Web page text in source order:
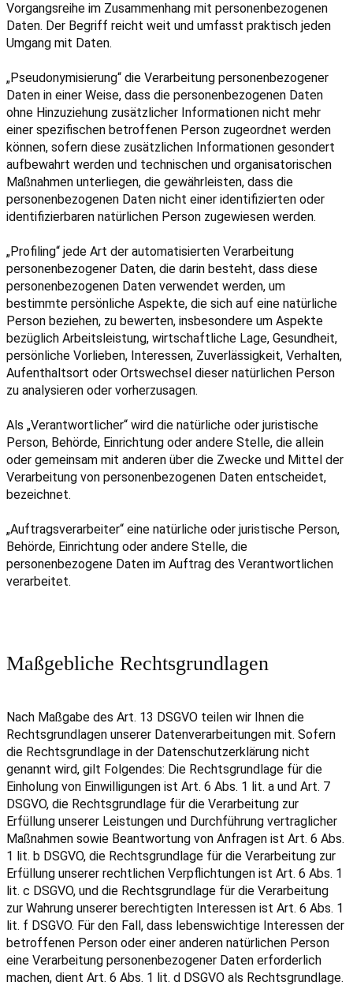
Vorgangsreihe im Zusammenhang mit personenbezogenen
Daten. Der Begriff reicht weit und umfasst praktisch jeden
Umgang mit Daten.
„Pseudonymisierung“ die Verarbeitung personenbezogener
Daten in einer Weise, dass die personenbezogenen Daten
ohne Hinzuziehung zusätzlicher Informationen nicht mehr
einer spezifischen betroffenen Person zugeordnet werden
können, sofern diese zusätzlichen Informationen gesondert
aufbewahrt werden und technischen und organisatorischen
Maßnahmen unterliegen, die gewährleisten, dass die
personenbezogenen Daten nicht einer identifizierten oder
identifizierbaren natürlichen Person zugewiesen werden.
„Profiling“ jede Art der automatisierten Verarbeitung
personenbezogener Daten, die darin besteht, dass diese
personenbezogenen Daten verwendet werden, um
bestimmte persönliche Aspekte, die sich auf eine natürliche
Person beziehen, zu bewerten, insbesondere um Aspekte
bezüglich Arbeitsleistung, wirtschaftliche Lage, Gesundheit,
persönliche Vorlieben, Interessen, Zuverlässigkeit, Verhalten,
Aufenthaltsort oder Ortswechsel dieser natürlichen Person
zu analysieren oder vorherzusagen.
Als „Verantwortlicher“ wird die natürliche oder juristische
Person, Behörde, Einrichtung oder andere Stelle, die allein
oder gemeinsam mit anderen über die Zwecke und Mittel der
Verarbeitung von personenbezogenen Daten entscheidet,
bezeichnet.
„Auftragsverarbeiter“ eine natürliche oder juristische Person,
Behörde, Einrichtung oder andere Stelle, die
personenbezogene Daten im Auftrag des Verantwortlichen
verarbeitet.
Maßgebliche Rechtsgrundlagen
Nach Maßgabe des Art. 13 DSGVO teilen wir Ihnen die
Rechtsgrundlagen unserer Datenverarbeitungen mit. Sofern
die Rechtsgrundlage in der Datenschutzerklärung nicht
genannt wird, gilt Folgendes: Die Rechtsgrundlage für die
Einholung von Einwilligungen ist Art. 6 Abs. 1 lit. a und Art. 7
DSGVO, die Rechtsgrundlage für die Verarbeitung zur
Erfüllung unserer Leistungen und Durchführung vertraglicher
Maßnahmen sowie Beantwortung von Anfragen ist Art. 6 Abs.
1 lit. b DSGVO, die Rechtsgrundlage für die Verarbeitung zur
Erfüllung unserer rechtlichen Verpflichtungen ist Art. 6 Abs. 1
lit. c DSGVO, und die Rechtsgrundlage für die Verarbeitung
zur Wahrung unserer berechtigten Interessen ist Art. 6 Abs. 1
lit. f DSGVO. Für den Fall, dass lebenswichtige Interessen der
betroffenen Person oder einer anderen natürlichen Person
eine Verarbeitung personenbezogener Daten erforderlich
machen, dient Art. 6 Abs. 1 lit. d DSGVO als Rechtsgrundlage.